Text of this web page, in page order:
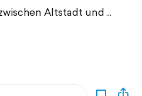
Altstadt und